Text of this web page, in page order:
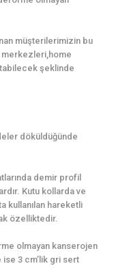
müşterilerimizin bu
merkezleri,home
şeklinde
döküldüğünde
demir profil
Kutu kollarda ve
kullanılan hareketli
özelliktedir.
olmayan kanserojen
3 cm’lik gri sert